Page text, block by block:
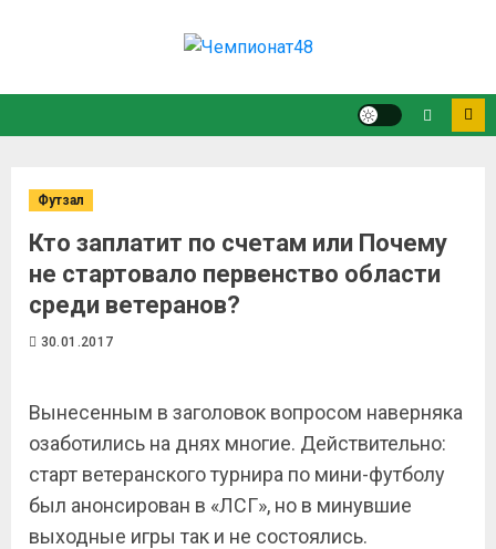
Футзал
Кто заплатит по счетам или Почему
не стартовало первенство области
среди ветеранов?
30.01.2017
Вынесенным в заголовок вопросом наверняка
озаботились на днях многие. Действительно:
старт ветеранского турнира по мини-футболу
был анонсирован в «ЛСГ», но в минувшие
выходные игры так и не состоялись.